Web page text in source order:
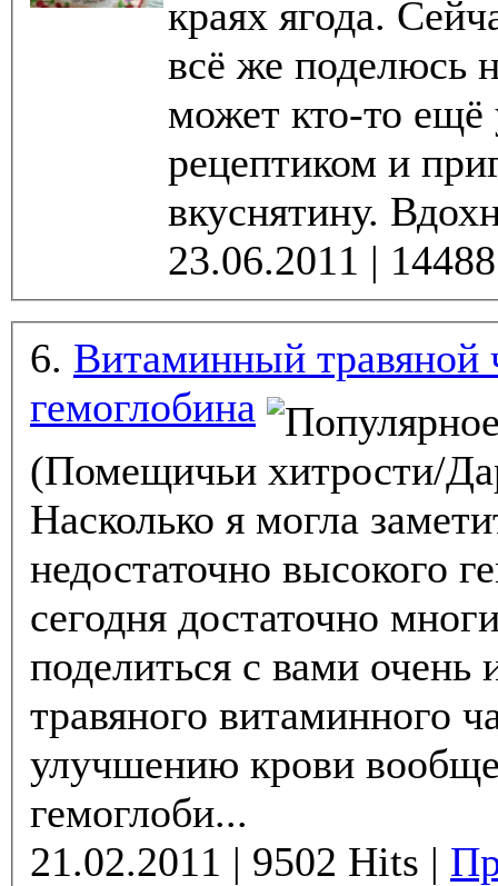
краях ягода.
всё же поделюсь
может кто-то ещё
рецептиком и
6. Витаминный травяной
гемоглобина
(Помещичьи хитрости/
Насколько я могла
недостаточно высокого
сегодня достаточно
поделиться с вами
травяного витаминного
улучшению крови
гемоглоби...
21.02.2011 | 9502 Hits |